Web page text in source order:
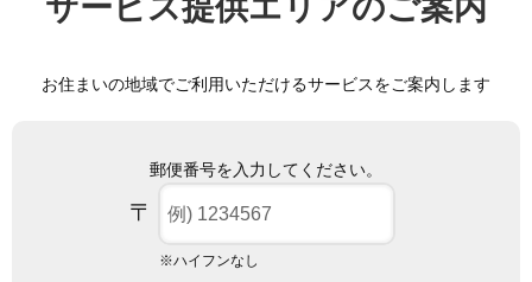
サービス提供エリアのご案内
お住まいの地域でご利用いただけるサービスをご案内します
郵便番号を入力してください。
〒
※ハイフンなし